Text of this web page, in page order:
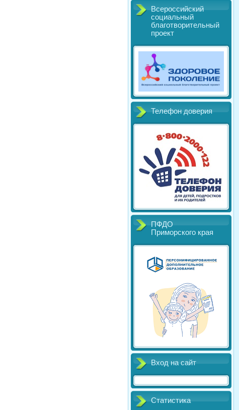
Всероссийский
социальный
благотворительный
проект
Телефон доверия
ПФДО
Приморского края
Вход на сайт
Статистика